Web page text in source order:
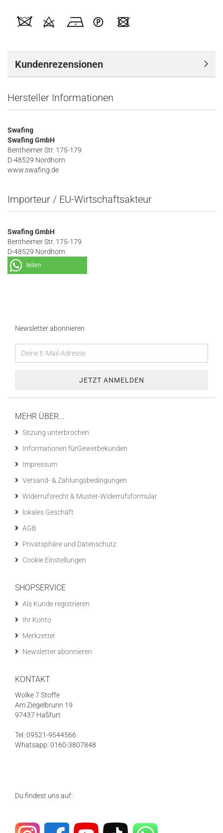
Kundenrezensionen
Hersteller Informationen
Swafing
Swafing GmbH
Bentheimer Str. 175-179
D-48529 Nordhorn
www.swafing.de
Importeur / EU-Wirtschaftsakteur
Swafing GmbH
Bentheimer Str. 175-179
D-48529 Nordhorn
teilen
Newsletter abonnieren
MEHR ÜBER...
Sitzung unterbrochen
Informationen fürGewerbekunden
Impressum
Versand- & Zahlungsbedingungen
Widerrufsrecht & Muster-Widerrufsformular
lokales Geschäft
AGB
Privatsphäre und Datenschutz
Cookie Einstellungen
SHOPSERVICE
Als Kunde registrieren
Ihr Konto
Merkzettel
Newsletter abonnieren
KONTAKT
Wolke 7 Stoffe
Am Ziegelbrunn 19
97437 Haßfurt
Tel: 09521-9544566
Whatsapp: 0160-3807848
Du findest uns auf: